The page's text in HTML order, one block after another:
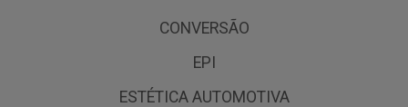
CONVERSÃO
EPI
ESTÉTICA AUTOMOTIVA